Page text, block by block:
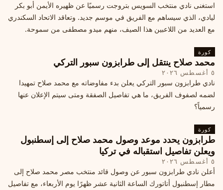
استغنى نادي منتخب السويس بتروجت رسميًا عن ظهيره الأيمن أبو بكر
ليادي، الذي سيساهم مع الفريق في موسم جديد. وتعاقد الاتحاد السكندري
مع العديد من اللاعبين هذا الصيف، منهم ميدو مصطفى من سموحة.
كورة
محمد صلاح ينتقل إلى طرابزون سبور التركي
٥ أغسطس ٢٠٢٦
نادي طرابزون سبور التركي يعلن بدء مفاوضاته مع محمد صلاح تمهيدا
لضمه لصفوف الفريق، ما هي تفاصيل الصفقة ومتى سيتم الإعلان عنها
رسمياً؟
كورة
طرابزون يحدد موعد وصول محمد صلاح إلى إسطنبول
ويعلن تفاصيل استقباله في تركيا
٥ أغسطس ٢٠٢٦
أعلن نادي طرابزون سبور عن وصول قائد منتخب مصر محمد صلاح إلى
مطار إسطنبول أتاتورك الساعة الثانية عشر ظهرًا يوم الأربعاء، مع تفاصيل